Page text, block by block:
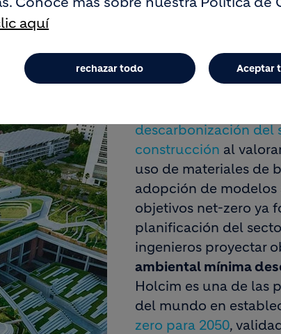
y redes ferroviarias, donde la durabilidad
y sostenibilidad, exigiendo una
el uso de recursos circulares.
descarbonización del
construcción al
uso de materiales de
adopción de modelos
objetivos net-zero ya
planificación del
ingenieros proyectar
ambiental mínima
Holcim es una de las
del mundo en
zero para 2050,
aquí
Aceptar
rechazar todo